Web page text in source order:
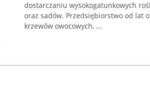
dostarczaniu wysokogatunkowych
oraz sadów. Przedsiębiorstwo od lat
krzewów owocowych, ...